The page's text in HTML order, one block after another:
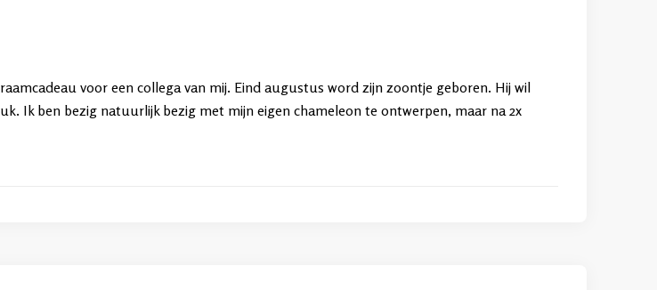
voor een collega van mij. Eind augustus word zijn zoontje geboren. Hij wil
Ik ben bezig natuurlijk bezig met mijn eigen chameleon te ontwerpen, maar na 2x